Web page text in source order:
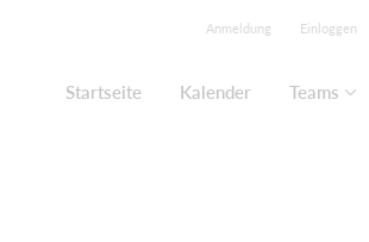
Anmeldung Einloggen
Startseite Kalender Teams